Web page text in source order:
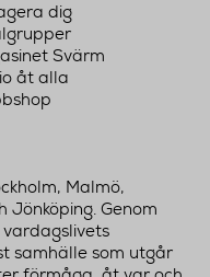
dig
Svärm
åt alla
Malmö,
Jönköping. Genom
samhälle som utgår